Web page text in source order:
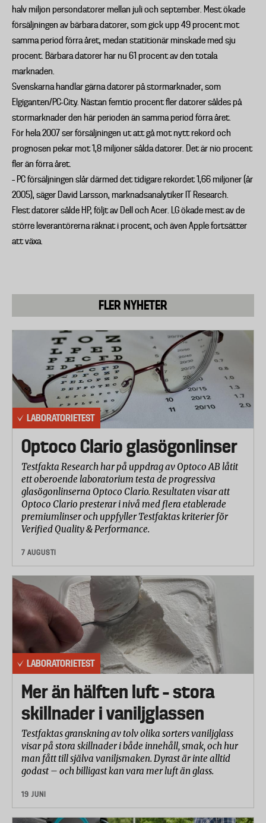
halv miljon persondatorer mellan juli och september. Mest ökade
försäljningen av bärbara datorer, som gick upp 49 procent mot
samma period förra året, medan statitionär minskade med sju
procent. Bärbara datorer har nu 61 procent av den totala
marknaden.
Svenskarna handlar gärna datorer på stormarknader, som
Elgiganten/PC-City. Nästan femtio procent fler datorer såldes på
stormarknader den här perioden än samma period förra året.
För hela 2007 ser försäljningen ut att gå mot nytt rekord och
prognosen pekar mot 1,8 miljoner sålda datorer. Det är nio procent
fler än förra året.
– PC försäljningen slår därmed det tidigare rekordet 1,66 miljoner (år
2005), säger David Larsson, marknadsanalytiker IT Research.
Flest datorer sålde HP, följt av Dell och Acer. LG ökade mest av de
större leverantörerna räknat i procent, och även Apple fortsätter
att växa.
FLER NYHETER
LABORATORIETEST
Optoco Clario glasögonlinser
Testfakta Research har på uppdrag av Optoco AB låtit
ett oberoende laboratorium testa de progressiva
glasögonlinserna Optoco Clario. Resultaten visar att
Optoco Clario presterar i nivå med flera etablerade
premiumlinser och uppfyller Testfaktas kriterier för
Verified Quality & Performance.
7 AUGUSTI
LABORATORIETEST
Mer än hälften luft – stora
skillnader i vaniljglassen
Testfaktas granskning av tolv olika sorters vaniljglass
visar på stora skillnader i både innehåll, smak, och hur
man fått till själva vaniljsmaken. Dyrast är inte alltid
godast – och billigast kan vara mer luft än glass.
19 JUNI